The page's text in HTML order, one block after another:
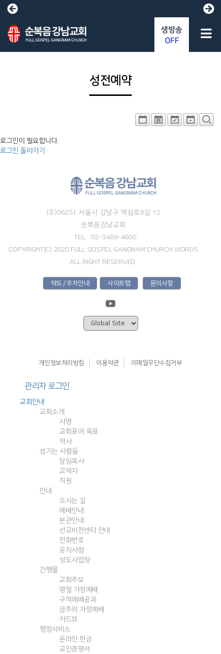
생방송
OFF
성전예약
로그인이 필요합니다.
로그인 돌아가기
(우)06251 서울시 강남구 역삼로8길 12
순복음강남교회
TEL : 02-3469-4600
COPYRIGHT(C) 2020 FULL GOSPEL GANGNAM CHURCH WORDS
ALL RIGHT RESERVED.
약도 / 주차안내 사이트맵 문의사항
개인정보처리방침 이용약관 이메일무단수집거부
관리자 로그인
교회안내
교회소개
사명
교회표어·목표
역사
섬기는 사람들
담임목사
교역자
직원
안내
오시는 길
예배안내
본관안내
선교비전센터 안내
전화번호
공지사항
성도사업장
간행물
교회주보
명절 가정예배
구역예배공과
금주의 가정예배
카드뷰
행정서비스
온라인 헌금
교인증명서